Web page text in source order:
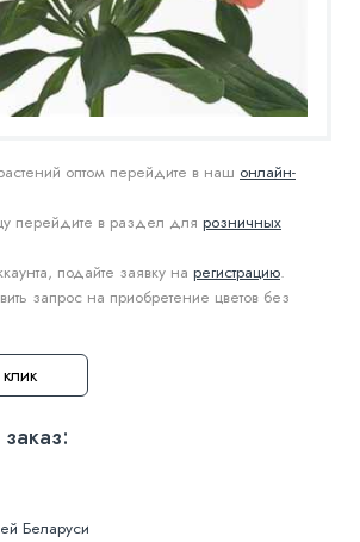
оптом перейдите в наш онлайн-
перейдите в раздел для розничных
подайте заявку на регистрацию.
запрос на приобретение цветов без
Беларуси